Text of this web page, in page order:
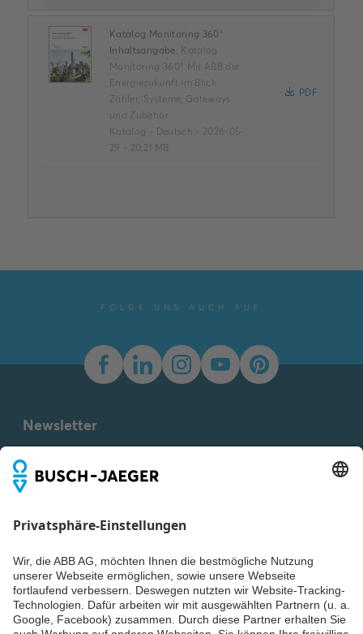
Katalog Monitoring 360°
Inhaltsangabe: Katalog
Monitoring 360° Mit ABB die
Energiezukunft im Blick
Zähler, Systeme, Gateways
und Zubehör
Katalog - Deutsch - 2026-05-
29 - 20,21 MB
PDF
FOLGE UNS AUCH AUF
Newsletter
verpassen? Einfach Newsletter abonnieren und immer auf
dem Laufenden bleiben.